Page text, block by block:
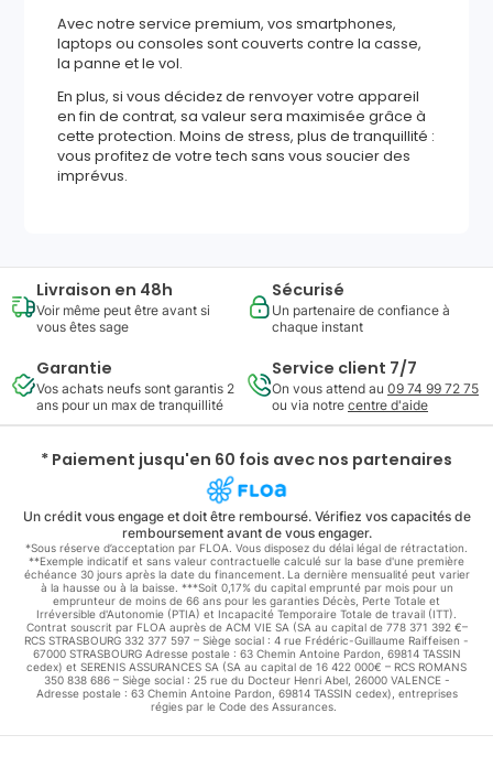
Avec notre service premium, vos smartphones,
laptops ou consoles sont couverts contre la casse,
la panne et le vol.
En plus, si vous décidez de renvoyer votre appareil
en fin de contrat, sa valeur sera maximisée grâce à
cette protection. Moins de stress, plus de tranquillité :
vous profitez de votre tech sans vous soucier des
imprévus.
Livraison en 48h
Voir même peut être avant si
vous êtes sage
Sécurisé
Un partenaire de confiance à
chaque instant
Garantie
Vos achats neufs sont garantis 2
ans pour un max de tranquillité
Service client 7/7
On vous attend au 09 74 99 72 75
ou via notre centre d'aide
* Paiement jusqu'en 60 fois avec nos partenaires
Un crédit vous engage et doit être remboursé. Vérifiez vos capacités de
remboursement avant de vous engager.
*Sous réserve d’acceptation par FLOA. Vous disposez du délai légal de rétractation.
**Exemple indicatif et sans valeur contractuelle calculé sur la base d'une première
échéance 30 jours après la date du financement. La dernière mensualité peut varier
à la hausse ou à la baisse. ***Soit 0,17% du capital emprunté par mois pour un
emprunteur de moins de 66 ans pour les garanties Décès, Perte Totale et
Irréversible d'Autonomie (PTIA) et Incapacité Temporaire Totale de travail (ITT).
Contrat souscrit par FLOA auprès de ACM VIE SA (SA au capital de 778 371 392 €–
RCS STRASBOURG 332 377 597 – Siège social : 4 rue Frédéric-Guillaume Raiffeisen -
67000 STRASBOURG Adresse postale : 63 Chemin Antoine Pardon, 69814 TASSIN
cedex) et SERENIS ASSURANCES SA (SA au capital de 16 422 000€ – RCS ROMANS
350 838 686 – Siège social : 25 rue du Docteur Henri Abel, 26000 VALENCE -
Adresse postale : 63 Chemin Antoine Pardon, 69814 TASSIN cedex), entreprises
régies par le Code des Assurances.